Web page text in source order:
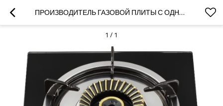
ПРОИЗВОДИТЕЛЬ ГАЗОВОЙ ПЛИТЫ С ОДНОЙ КОНФОРКОЙ, ПАНЕЛЬ ИЗ ЗАКАЛЕННОГО СТЕКЛА, ГАЗОВАЯ ПЛИТА С 1 ГОРЕЛКОЙ ДЛЯ СЖИЖЕННОГО НЕФТЯНОГО ГАЗА / ПРИРОДНОГО ГАЗА
1 / 1